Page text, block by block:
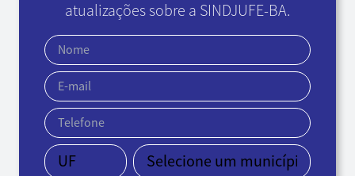
atualizações sobre a SINDJUFE-BA.